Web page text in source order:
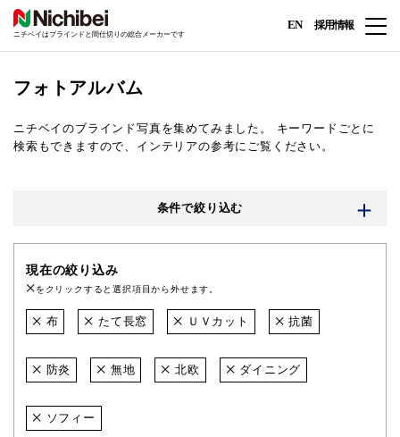
ニチベイはブラインドと間仕切りの総合メーカーです
EN 採用情報
フォトアルバム
ニチベイのブラインド写真を集めてみました。
キーワードごとに
検索もできますので、インテリアの参考にご覧ください。
条件で絞り込む
現在の絞り込み
をクリックすると選択項目から外せます。
布 たて長窓 ＵＶカット 抗菌
防炎 無地 北欧 ダイニング
ソフィー